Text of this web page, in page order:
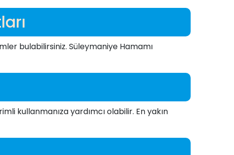
bulabilirsiniz. Süleymaniye Hamamı
kullanmanıza yardımcı olabilir. En yakın